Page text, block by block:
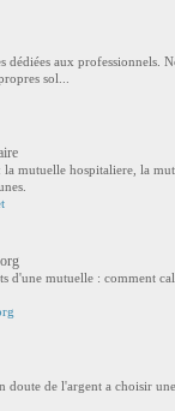
dédiées aux professionnels.
sol...
mutuelle hospitaliere, la
d'une mutuelle : comment
doute de l'argent a choisir